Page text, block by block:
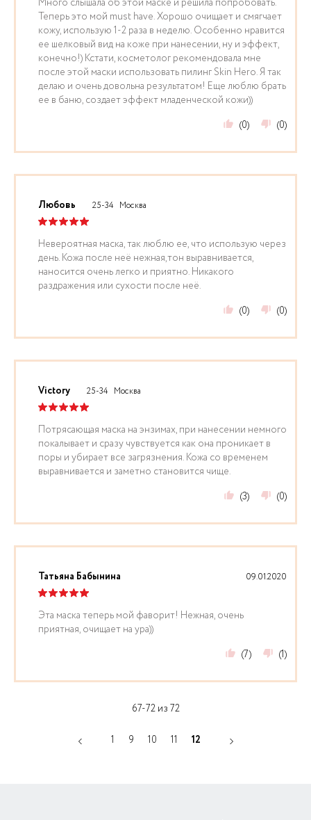
Теперь это мой must have. Хорошо очищает и смягчает
кожу, использую 1-2 раза в неделю. Особенно нравится
ее шелковый вид на коже при нанесении, ну и эффект,
конечно!) Кстати, косметолог рекомендовала мне
после этой маски использовать пилинг Skin Hero. Я так
делаю и очень довольна результатом! Еще люблю брать
ее в баню, создает эффект младенческой кожи))
(0)
(0)
Любовь 25-34 Москва
Невероятная маска, так люблю ее, что использую через
день. Кожа после неё нежная,тон выравнивается,
наносится очень легко и приятно. Никакого
раздражения или сухости после неё.
(0)
(0)
Victory 25-34 Москва
Потрясающая маска на энзимах, при нанесении немного
покалывает и сразу чувствуется как она проникает в
поры и убирает все загрязнения. Кожа со временем
выравнивается и заметно становится чище.
(3)
(0)
Татьяна Бабынина 09.01.2020
Эта маска теперь мой фаворит! Нежная, очень
приятная, очищает на ура))
(7)
(1)
67-72 из 72
1 9 10 11 12